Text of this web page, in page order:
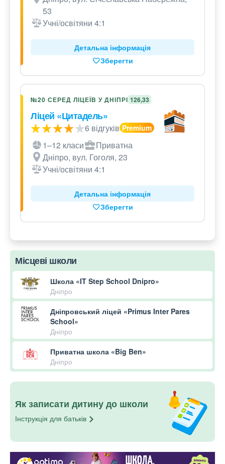
53
Учні/освітяни 4:1
Детальна інформація
Зберегти
№20 СЕРЕД ЛІЦЕЇВ У ДНІПРІ 126,33
Ліцей «Цитадель»
6 відгуків
1–12 класи
Приватна
Дніпро, вул. Гоголя, 23
Учні/освітяни 4:1
Детальна інформація
Зберегти
Місцеві школи
Школа «IT Step School Dnipro»
Дніпро
Дніпровський ліцей «Primus Inter Pares
School»
Дніпро
Приватна школа «Big Ben»
Дніпро
Як записати дитину до школи
Інструкція для батьків